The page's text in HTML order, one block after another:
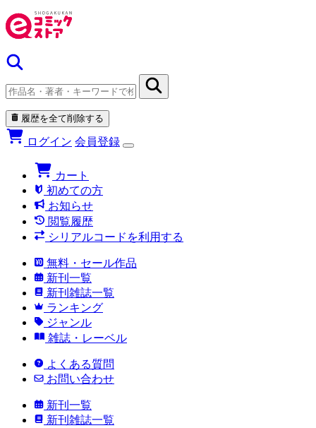
履歴を全て削除する
ログイン 会員登録
カート
初めての方
お知らせ
閲覧履歴
シリアルコードを利用する
無料・セール作品
新刊一覧
新刊雑誌一覧
ランキング
ジャンル
雑誌・レーベル
よくある質問
お問い合わせ
新刊一覧
新刊雑誌一覧